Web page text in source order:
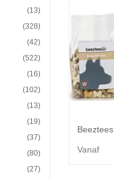
(13)
(328)
(42)
(522)
(16)
(102)
(13)
(19)
(37)
(80)
(27)
Vanaf